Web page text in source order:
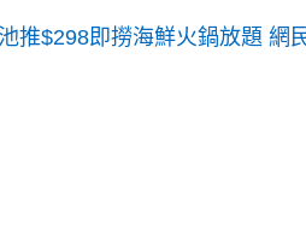
推$298即撈海鮮火鍋放題 網